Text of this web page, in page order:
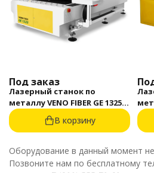
Под заказ
Лазерный станок по
металлу VENO FIBER GE 1325
750 Вт
В корзину
Оборудование в данный момент
Позвоните нам по бесплатному